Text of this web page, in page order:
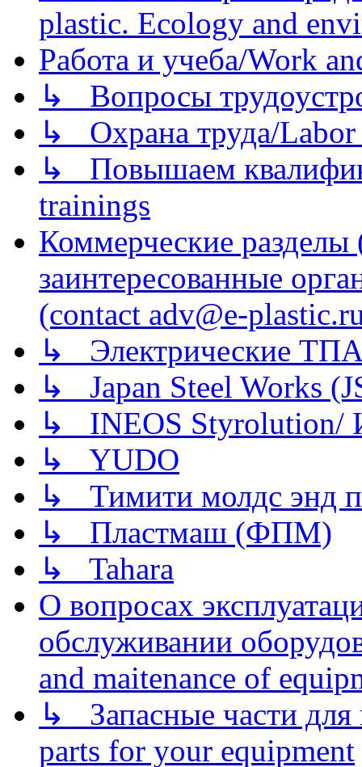
plastic. Ecology and
Работа и учеба/Work
↳ Вопросы
↳ Охрана труда/Labor
↳ Повышаем
trainings
Коммерческие
заинтересованные
(contact adv@e-
↳ Электрические
↳ Japan Steel Works
↳ INEOS
↳ YUDO
↳ Тимити молдс энд
↳ Пластмаш (ФПМ)
↳ Tahara
О вопросах
обслуживании
and maitenance of
↳ Запасные части для
parts for your equipment